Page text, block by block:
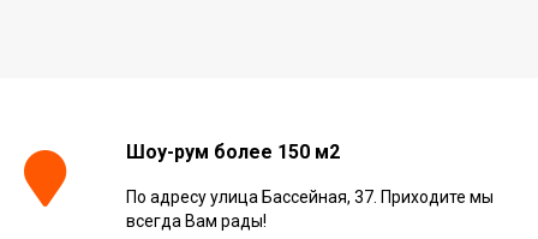
60x60, 610010002676
Шоу-рум более 150 м2
По адресу улица Бассейная, 37. Приходите мы
всегда Вам рады!